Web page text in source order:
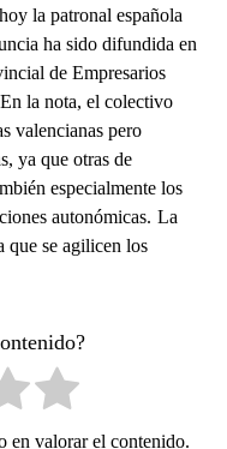
la patronal española
ha sido difundida en
de Empresarios
la nota, el colectivo
valencianas pero
ya que otras de
especialmente los
autonómicas. La
que se agilicen los
en valorar el contenido.